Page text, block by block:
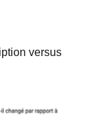
versus